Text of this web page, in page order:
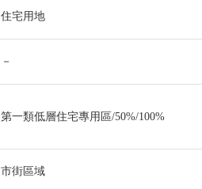
住宅用地
－
第一類低層住宅專用區/50%/100%
市街區域